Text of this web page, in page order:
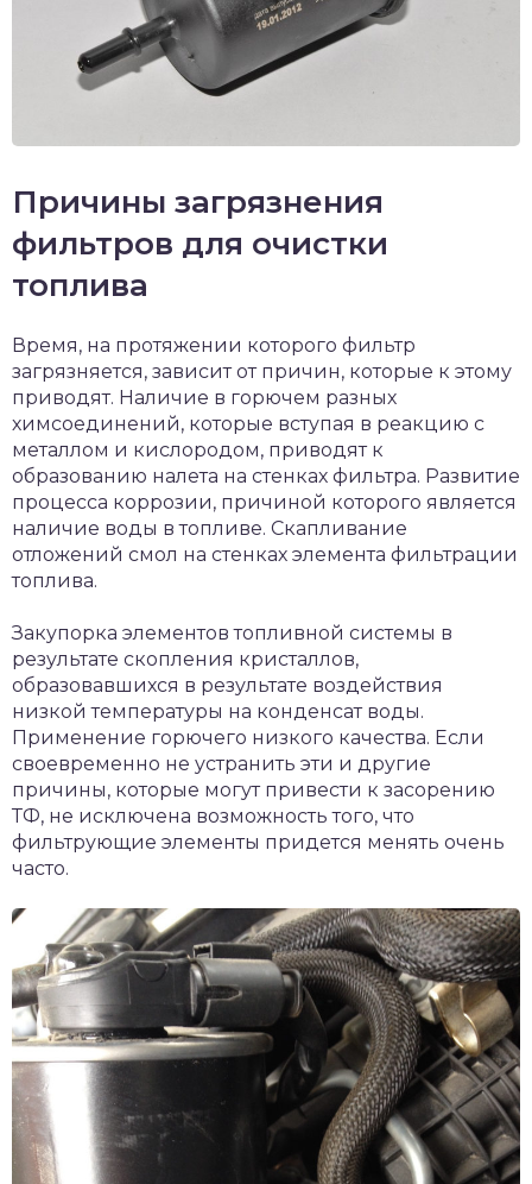
Причины загрязнения
фильтров для очистки
топлива
Время, на протяжении которого фильтр
загрязняется, зависит от причин, которые к этому
приводят. Наличие в горючем разных
химсоединений, которые вступая в реакцию с
металлом и кислородом, приводят к
образованию налета на стенках фильтра. Развитие
процесса коррозии, причиной которого является
наличие воды в топливе. Скапливание
отложений смол на стенках элемента фильтрации
топлива.
Закупорка элементов топливной системы в
результате скопления кристаллов,
образовавшихся в результате воздействия
низкой температуры на конденсат воды.
Применение горючего низкого качества. Если
своевременно не устранить эти и другие
причины, которые могут привести к засорению
ТФ, не исключена возможность того, что
фильтрующие элементы придется менять очень
часто.